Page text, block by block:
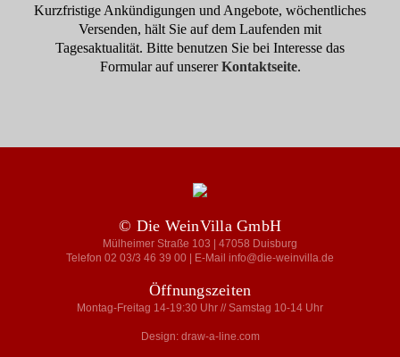
Kurzfristige Ankündigungen und Angebote, wöchentliches
Versenden, hält Sie auf dem Laufenden mit
Tagesaktualität. Bitte benutzen Sie bei Interesse das
Formular auf unsererKontaktseite.
© Die WeinVilla GmbH
Mülheimer Straße 103 | 47058 Duisburg
Telefon 02 03/3 46 39 00 | E-Mail info@die-weinvilla.de
Öffnungszeiten
Montag-Freitag 14-19:30 Uhr // Samstag 10-14 Uhr
Design: draw-a-line.com